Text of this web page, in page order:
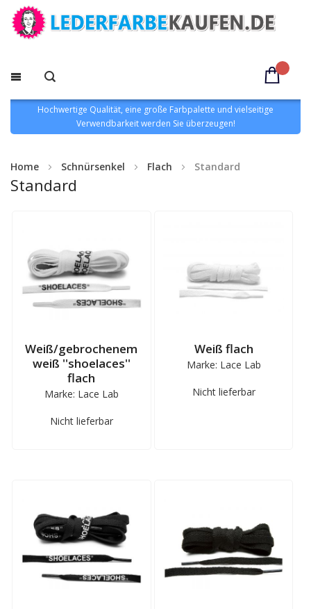
Hochwertige Qualität, eine große Farbpalette und vielseitige
Verwendbarkeit werden Sie überzeugen!
Home Schnürsenkel Flach Standard
Standard
Weiß/gebrochenem
weiß ''shoelaces''
flach
Marke: Lace Lab
Nicht lieferbar
Weiß flach
Marke: Lace Lab
Nicht lieferbar